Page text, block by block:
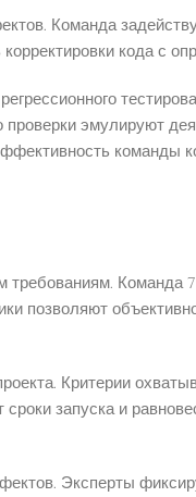
Команда
кода с
эмулируют
команды
Команда
позволяют
Критерии
запуска и
Эксперты